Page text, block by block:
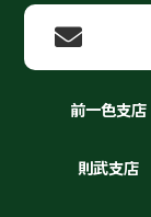
前一色支店
則武支店